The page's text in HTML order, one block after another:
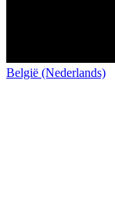
België (Nederlands)